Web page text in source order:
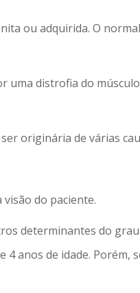
ou adquirida. O
uma distrofia do
originária de várias
do paciente.
determinantes do
anos de idade. Porém,